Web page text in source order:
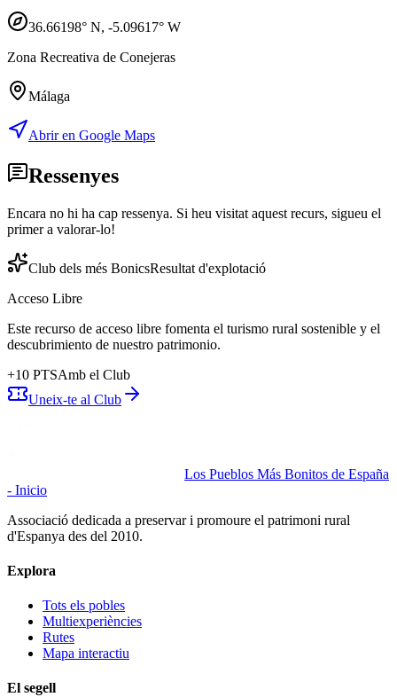
36.66198° N, -5.09617° W
Zona Recreativa de Conejeras
Málaga
Abrir en Google Maps
Ressenyes
Encara no hi ha cap ressenya. Si heu visitat aquest recurs, sigueu el
primer a valorar-lo!
Club dels més BonicsResultat d'explotació
Acceso Libre
Este recurso de acceso libre fomenta el turismo rural sostenible y el
descubrimiento de nuestro patrimonio.
+10 PTSAmb el Club
Uneix-te al Club
Los Pueblos Más Bonitos de España
- Inicio
Associació dedicada a preservar i promoure el patrimoni rural
d'Espanya des del 2010.
Explora
Tots els pobles
Multiexperiències
Rutes
Mapa interactiu
El segell